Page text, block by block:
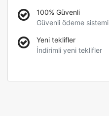
100% Güvenli
Güvenli ödeme sistemi
Yeni teklifler
İndirimli yeni teklifler